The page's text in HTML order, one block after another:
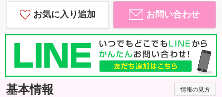
お気に入り追加 お問い合わせ
基本情報 情報の見方